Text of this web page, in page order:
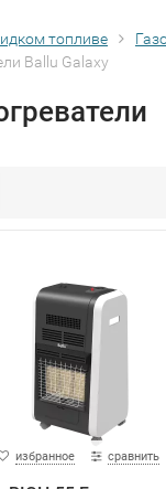
топливе
Ballu Galaxy
избранное сравнить